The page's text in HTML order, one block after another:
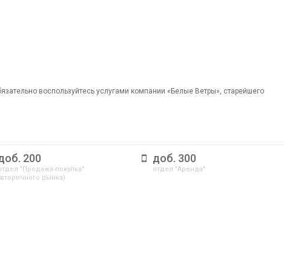
воспользуйтесь услугами компании «Белые Ветры», старейшего
200
"Продажа-покупка"
рынка)
доб. 300
отдел "Аренда"